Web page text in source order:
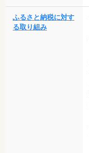
ふるさと納税に対す
る取り組み